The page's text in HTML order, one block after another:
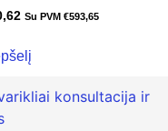
Su PVM €593,65